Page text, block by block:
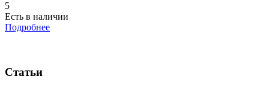
5
Есть в наличии
Подробнее
Статьи